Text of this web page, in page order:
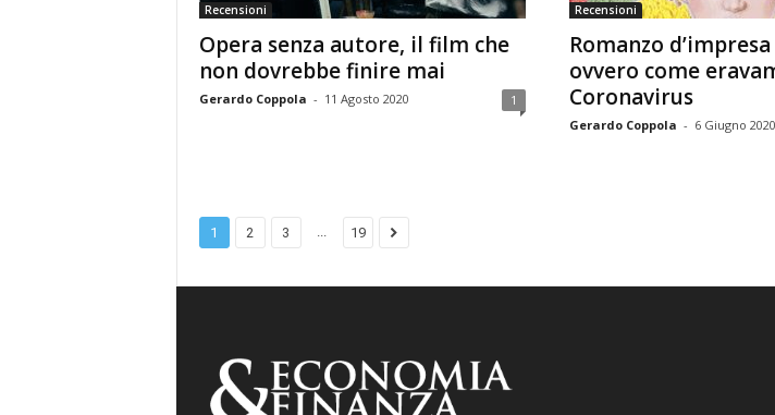
Recensioni
Opera senza autore, il film che
non dovrebbe finire mai
Gerardo Coppola - 11 Agosto 2020 1
Recensioni
Romanzo
ovvero come
Coronavirus
Gerardo Coppola - 6 Giugno 2020
1 2 3 19